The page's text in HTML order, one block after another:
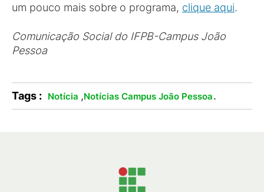
um pouco mais sobre o programa, clique aqui.
Comunicação Social do IFPB-Campus João
Pessoa
Tags : Notícia ,Notícias Campus João Pessoa.